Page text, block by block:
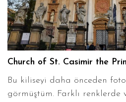
Church of St. Casimir the
Bu kiliseyi daha önceden
görmüştüm. Farklı renklerde